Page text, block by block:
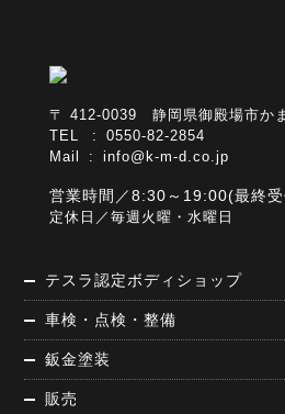
〒 412-0039 静岡県御殿場市か
TEL : 0550-82-2854
Mail : info@k-m-d.co.jp
営業時間／8:30～19:00(最終
定休日／毎週火曜・水曜日
テスラ認定ボディショップ
車検・点検・整備
鈑金塗装
販売